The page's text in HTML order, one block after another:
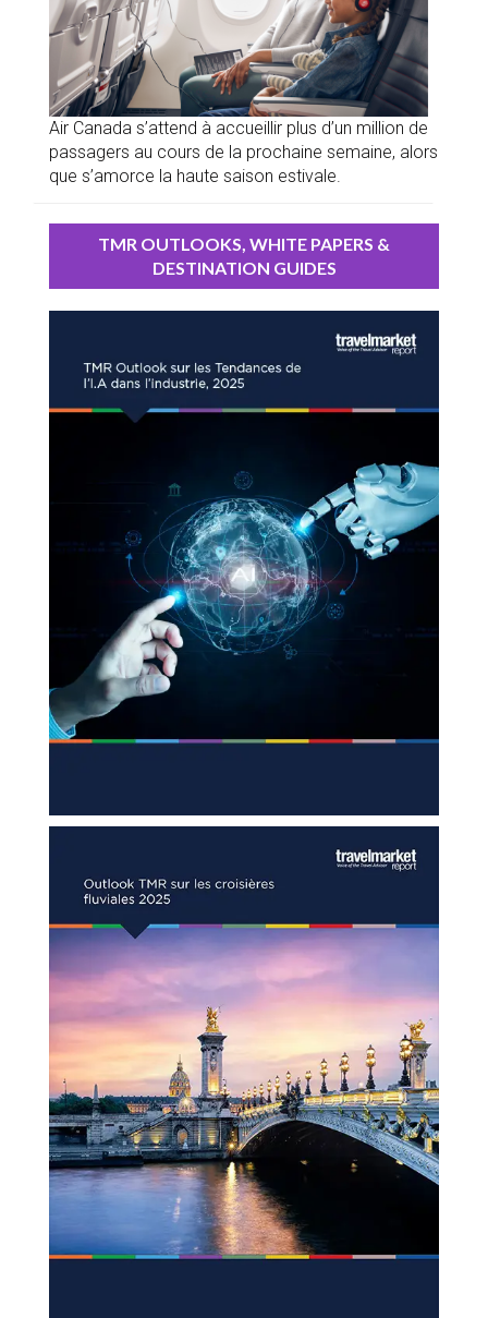
Air Canada s’attend à accueillir plus d’un million de
passagers au cours de la prochaine semaine, alors
que s’amorce la haute saison estivale.
TMR OUTLOOKS, WHITE PAPERS &
DESTINATION GUIDES